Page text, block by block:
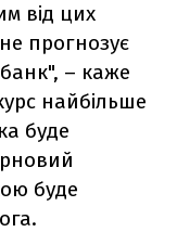
від цих
прогнозує
– каже
найбільше
буде
буде